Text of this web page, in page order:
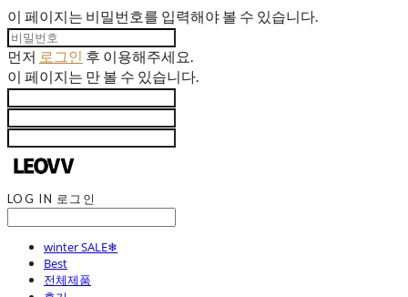
이 페이지는 비밀번호를 입력해야 볼 수 있습니다.
먼저 로그인 후 이용해주세요.
이 페이지는 만 볼 수 있습니다.
LOG IN 로그인
winter SALE❄
Best
전체제품